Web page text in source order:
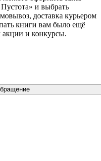
и выбрать
доставка курьером
книги вам было ещё
акции и конкурсы.